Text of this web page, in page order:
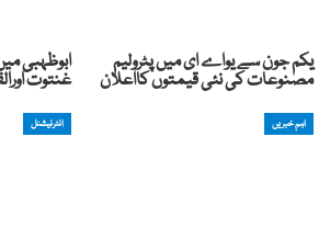
یکم جون سے یواے ای میں پٹرولیم
مصنوعات کی نئی قیمتوں کااعلان
ابوظہبی
غنتوت اورالقرم 4 مئی
اہم خبریں انٹرنیشنل